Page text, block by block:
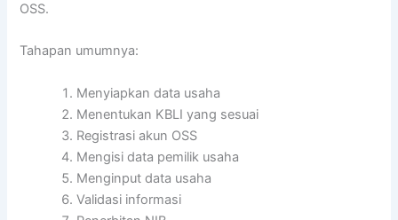
OSS.
Tahapan umumnya:
Menyiapkan data usaha
Menentukan KBLI yang sesuai
Registrasi akun OSS
Mengisi data pemilik usaha
Menginput data usaha
Validasi informasi